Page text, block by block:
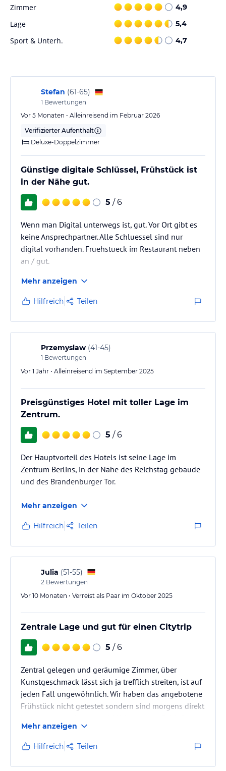
Terrasse.
Das historische Treppenhaus im Altbau ob mit oder ohne Gepäck
Dr. Wilhelm Schmid. Er hat persönlich für Sie diese Sentenzen
ausgewählt. Das Hotel ist Ideal für Gäste, die auch auf ihren Reisen
nicht auf das tägliche Joggen verzichten wollen oder einen
entspannenden Spaziergang schätzen. Von der Kurzstrecke zum
hin zum Halbmarathon entlang der Spree nach
Charlottenburggibt es für die Gäste der Luise vielfache
Möglichkeiten.
Hinweis: Allgemeine und unverbindliche
Hoteliers-/Veranstalter-/Kataloginformationen. Alle Angaben
ohne Gewähr und ohne Prüfung durch HolidayCheck. Bitte
lies vor der Buchung die verbindlichen
Zimmer 4,9
Lage 5,4
Sport & Unterh. 4,7
Stefan (61-65)
1 Bewertungen
Vor 5 Monaten • Alleinreisend im Februar 2026
Verifizierter Aufenthalt
Deluxe-Doppelzimmer
Günstige digitale Schlüssel, Frühstück ist
in der Nähe gut.
5 / 6
Wenn man Digital unterwegs ist, gut. Vor Ort gibt es
keine Ansprechpartner. Alle Schluessel sind nur
digital vorhanden. Fruehstueck im Restaurant neben
an / gut.
Mehr anzeigen
Hilfreich Teilen
Przemyslaw (41-45)
1 Bewertungen
Vor 1 Jahr • Alleinreisend im September 2025
Preisgünstiges Hotel mit toller Lage im
Zentrum.
5 / 6
Der Hauptvorteil des Hotels ist seine Lage im
Zentrum Berlins, in der Nähe des Reichstag gebäude
und des Brandenburger Tor.
Mehr anzeigen
Hilfreich Teilen
Julia (51-55)
2 Bewertungen
Vor 10 Monaten • Verreist als Paar im Oktober 2025
Zentrale Lage und gut für einen Citytrip
5 / 6
Zentral gelegen und geräumige Zimmer, über
Kunstgeschmack lässt sich ja trefflich streiten, ist auf
jeden Fall ungewöhnlich. Wir haben das angebotene
Frühstück nicht getestet sondern sind morgens direkt
dort. Die Bahn fährt wirklich unmittelbar daneben,
aber wir waren müde genug, um wie die Murmeltiere
Mehr anzeigen
Hilfreich Teilen